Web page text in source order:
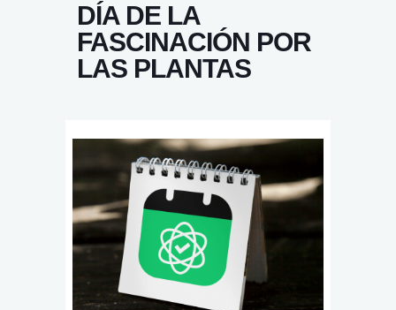
DÍA DE LA
FASCINACIÓN POR
LAS PLANTAS